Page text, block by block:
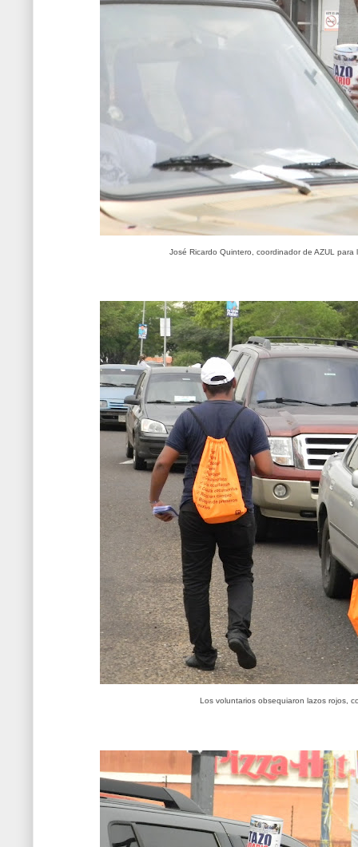
José Ricardo Quintero, coordinador de AZUL
Los voluntarios obsequiaron lazos rojos,